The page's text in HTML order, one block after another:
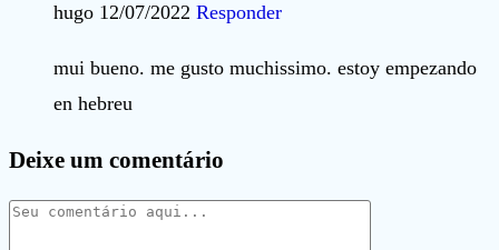
hugo 12/07/2022 Responder
mui bueno. me gusto muchissimo. estoy empezando
en hebreu
Deixe um comentário
Comentário